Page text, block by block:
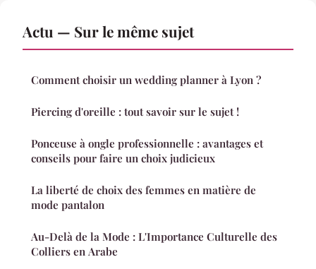
Actu — Sur le même sujet
Comment choisir un wedding planner à Lyon ?
Piercing d'oreille : tout savoir sur le sujet !
Ponceuse à ongle professionnelle : avantages et
conseils pour faire un choix judicieux
La liberté de choix des femmes en matière de
mode pantalon
Au-Delà de la Mode : L'Importance Culturelle des
Colliers en Arabe